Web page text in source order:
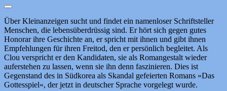
Über Kleinanzeigen sucht und findet ein namenloser Schriftsteller
Menschen, die lebensüberdrüssig sind. Er hört sich gegen gutes
Honorar ihre Geschichte an, er spricht mit ihnen und gibt ihnen
Empfehlungen für ihren Freitod, den er persönlich begleitet. Als
Clou verspricht er den Kandidaten, sie als Romangestalt wieder
auferstehen zu lassen, wenn sie ihn denn faszinieren. Dies ist
Gegenstand des in Südkorea als Skandal gefeierten Romans »Das
Gottesspiel«, der jetzt in deutscher Sprache vorgelegt wurde.